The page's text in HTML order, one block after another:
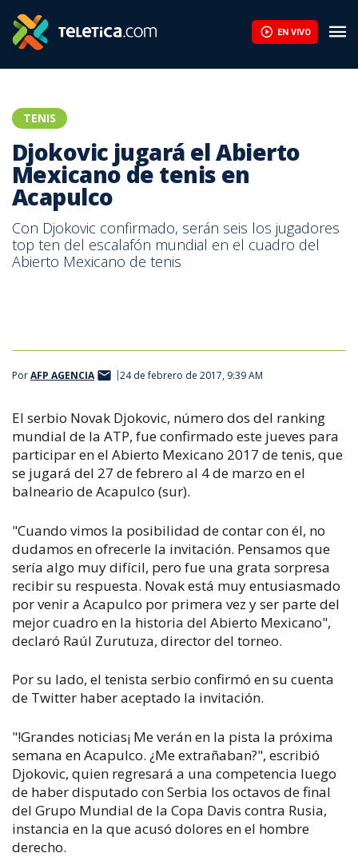
EN VIVO
TENIS
Djokovic jugará el Abierto
Mexicano de tenis en
Acapulco
Con Djokovic confirmado, serán seis los jugadores
top ten del escalafón mundial en el cuadro del
Abierto Mexicano de tenis
PorAFP AGENCIA 24 de febrero de 2017, 9:39 AM
El serbio Novak Djokovic, número dos del ranking
mundial de la ATP, fue confirmado este jueves para
participar en el Abierto Mexicano 2017 de tenis, que
se jugará del 27 de febrero al 4 de marzo en el
balneario de Acapulco (sur).
"Cuando vimos la posibilidad de contar con él, no
dudamos en ofrecerle la invitación. Pensamos que
sería algo muy difícil, pero fue una grata sorpresa
recibir su respuesta. Novak está muy entusiasmado
por venir a Acapulco por primera vez y ser parte del
mejor cuadro en la historia del Abierto Mexicano",
declaró Raúl Zurutuza, director del torneo.
Por su lado, el tenista serbio confirmó en su cuenta
de Twitter haber aceptado la invitación.
"!Grandes noticias¡ Me verán en la pista la próxima
semana en Acapulco. ¿Me extrañaban?", escribió
Djokovic, quien regresará a una competencia luego
de haber disputado con Serbia los octavos de final
del Grupo Mundial de la Copa Davis contra Rusia,
instancia en la que acusó dolores en el hombre
derecho.